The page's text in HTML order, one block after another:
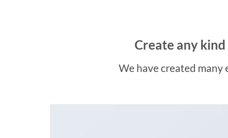
Create any kind
We have created many